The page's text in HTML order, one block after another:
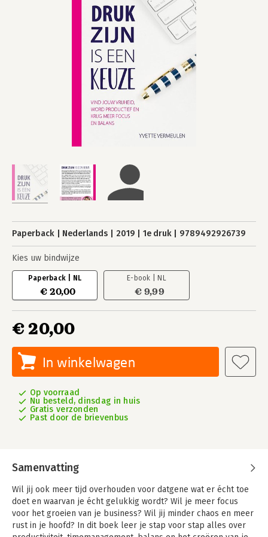
Paperback Nederlands 2019 1e druk 9789492926739
Kies uw bindwijze
Paperback | NL
€ 20,00
E-book | NL
€ 9,99
€ 20,00
In winkelwagen
Op voorraad
Nu besteld, dinsdag in huis
Gratis verzonden
Past door de brievenbus
Samenvatting
Wil jij ook meer tijd overhouden voor datgene wat er écht toe
doet en waarvan je écht gelukkig wordt? Wil je meer focus
voor het groeien van je business? Wil jij minder chaos en meer
rust in je hoofd? In dit boek leer je stap voor stap alles over